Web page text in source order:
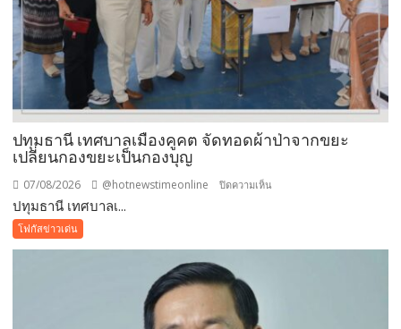
ปฏิเสธ
รับ
ซื้อ
ขั้น
ต่ำ
ดำเนิน
ปทุมธานี เทศบาลเมืองคูคต จัดทอดผ้าป่าจากขยะ
เปลี่ยนกองขยะเป็นกองบุญ
07/08/2026 @hotnewstimeonline ปิดความเห็น
ปทุมธานี เทศบาลเ...
โฟกัสข่าวเด่น